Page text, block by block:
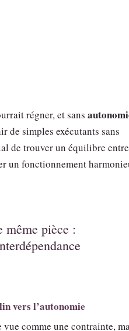
régner, et sans
de simples exécutants sans
de trouver un équilibre
un fonctionnement
même pièce :
vers l’autonomie
vue comme une contrainte,